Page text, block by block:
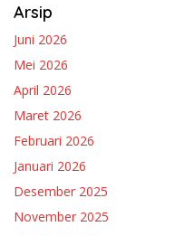
Arsip
Juni 2026
Mei 2026
April 2026
Maret 2026
Februari 2026
Januari 2026
Desember 2025
November 2025